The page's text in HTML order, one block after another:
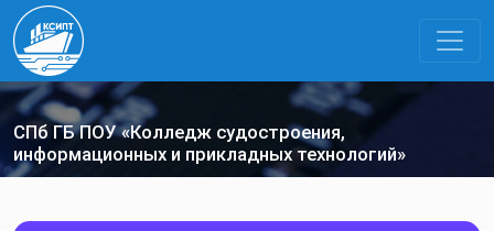
СПб ГБ ПОУ «Колледж судостроения,
информационных и прикладных технологий»